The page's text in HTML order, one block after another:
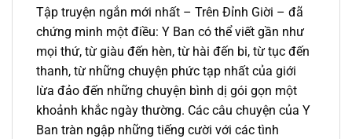
Tập truyện ngắn mới nhất – Trên Đỉnh Giời – đã
chứng minh một điều: Y Ban có thể viết gần như
mọi thứ, từ giàu đến hèn, từ hài đến bi, từ tục đến
thanh, từ những chuyện phức tạp nhất của giới
lừa đảo đến những chuyện bình dị gói gọn một
khoảnh khắc ngày thường. Các câu chuyện của Y
Ban tràn ngập những tiếng cười với các tình